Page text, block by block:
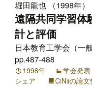
堀田龍也 （1998年）
遠隔共同学習
計と評価
日本教育工学会（一
pp.487-488
1998年 学会発表
シェア
CiNiiの論文